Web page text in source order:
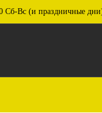
Сб-Вс (и праздничные